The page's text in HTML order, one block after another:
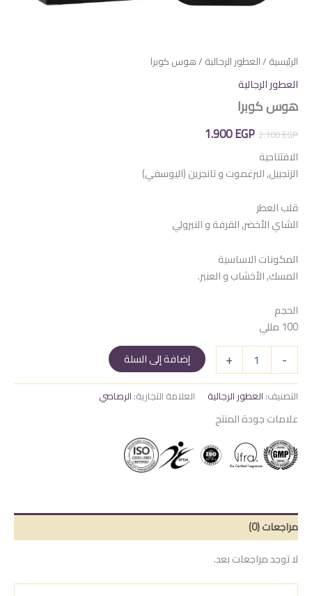
الرئيسية /العطور الرجالية / هوس كوبرا
العطور الرجالية
هوس كوبرا
2.100EGP
السعر
هو:
1.900EGP
هو:
الافتتاحية
الزنجبيل, البرغموت و تانجرين (اليوسفي)
قلب العطر
الشاي الأخضر, القرفة و النيرولي
المكونات الاساسية
المسك, الأخشاب و العنبر.
الحجم
100 مللي
-
كمية
هوس
كوبرا
+ إضافة إلى السلة
التصنيف: العطور الرجالية العلامة التجارية: الرصاصي
علامات جودة المنتج
مراجعات (0)
لا توجد مراجعات بعد.